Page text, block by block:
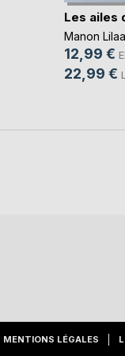
Les ailes
Manon
12,99 €
22,99 €
MENTIONS LÉGALES